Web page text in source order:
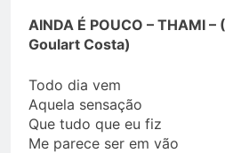
AINDA É POUCO – THAMI –
Goulart Costa)
Todo dia vem
Aquela sensação
Que tudo que eu fiz
Me parece ser em vão